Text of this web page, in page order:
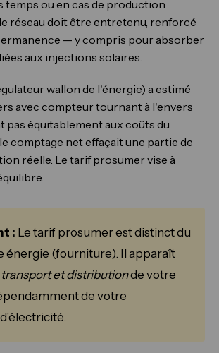
temps ou en cas de production
réseau doit être entretenu, renforcé
— y compris pour absorber
aux injections solaires.
wallon de l'énergie) a estimé
avec compteur tournant à l'envers
pas équitablement aux coûts du
comptage net effaçait une partie de
réelle. Le tarif prosumer vise à
: Le tarif prosumer est distinct du
énergie (fourniture). Il apparaît
transport et distributionde votre
de votre